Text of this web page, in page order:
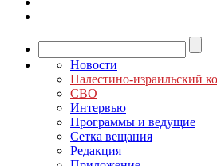
Новости
Палестино-израильский
СВО
Интервью
Программы и ведущие
Сетка вещания
Редакция